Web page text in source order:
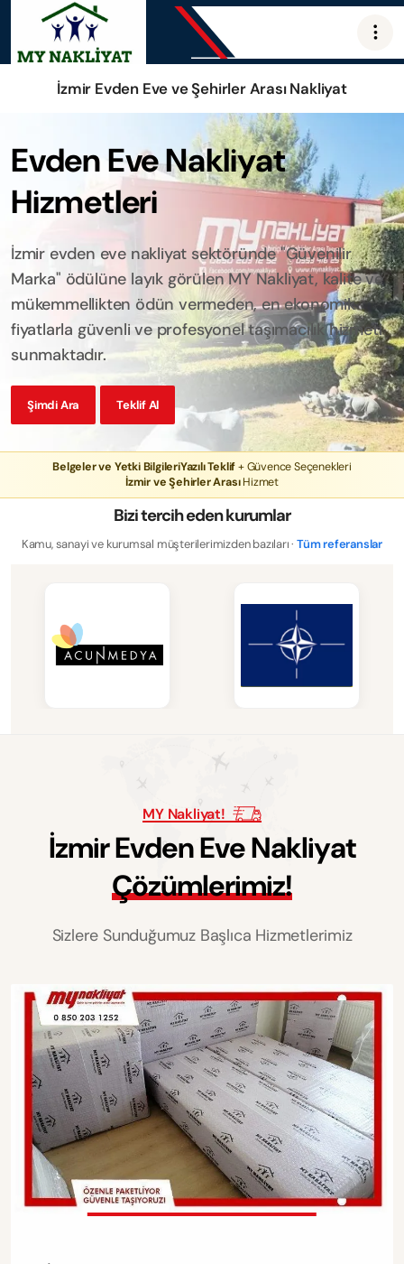
İzmir Evden Eve ve Şehirler Arası Nakliyat
Evden Eve Nakliyat
Hizmetleri
İzmir evden eve nakliyat sektöründe "Güvenilir
Marka" ödülüne layık görülen MY Nakliyat, kalite ve
mükemmellikten ödün vermeden, en ekonomik
fiyatlarla güvenli ve profesyonel taşımacılık hizmeti
sunmaktadır.
Şimdi Ara Teklif Al
Belgeler ve Yetki BilgileriYazılı Teklif+ Güvence Seçenekleri
İzmir ve Şehirler ArasıHizmet
Bizi tercih eden kurumlar
Kamu, sanayi ve kurumsal müşterilerimizden bazıları ·Tüm referanslar
MY Nakliyat!
İzmirEvdenEveNakliyat
Çözümlerimiz!
Sizlere Sunduğumuz Başlıca Hizmetlerimiz